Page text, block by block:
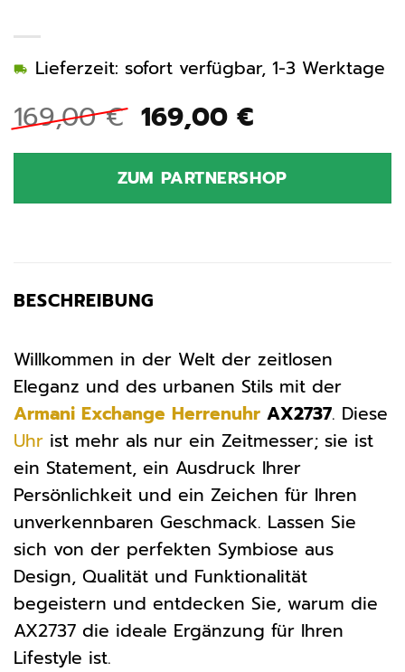
169,00€ Ursprünglicher
Preis
war:
169,00 €
169,00 €Aktueller
ist:
169,00 €.
Lieferzeit: sofort verfügbar, 1-3 Werktage
ZUM PARTNERSHOP
BESCHREIBUNG
Willkommen in der Welt der zeitlosen
Eleganz und des urbanen Stils mit der
Armani Exchange Herrenuhr AX2737. Diese
Uhr ist mehr als nur ein Zeitmesser; sie ist
ein Statement, ein Ausdruck Ihrer
Persönlichkeit und ein Zeichen für Ihren
unverkennbaren Geschmack. Lassen Sie
sich von der perfekten Symbiose aus
Design, Qualität und Funktionalität
begeistern und entdecken Sie, warum die
AX2737 die ideale Ergänzung für Ihren
Lifestyle ist.